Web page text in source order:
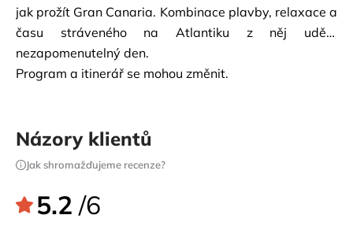
jak prožít Gran Canaria. Kombinace plavby, relaxace a
času stráveného na Atlantiku z něj udělá
nezapomenutelný den.
Program a itinerář se mohou změnit.
Názory klientů
Jak shromažďujeme recenze?
5.2 /6